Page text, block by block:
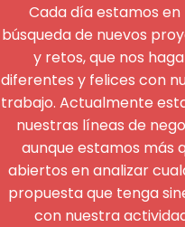
Cada día estamos en
búsqueda de nuevos
y retos, que nos
diferentes y felices con
trabajo. Actualmente
nuestras líneas de
aunque estamos más
abiertos en analizar
propuesta que tenga
con nuestra